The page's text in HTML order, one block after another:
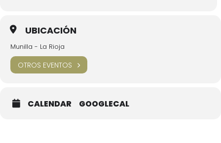
UBICACIÓN
Munilla - La Rioja
OTROS EVENTOS
CALENDAR GOOGLECAL